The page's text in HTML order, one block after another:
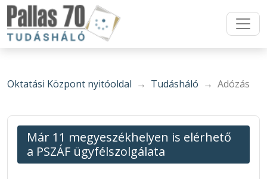
Oktatási Központ nyitóoldal Tudásháló Adózás
Már 11 megyeszékhelyen is elérhető
a PSZÁF ügyfélszolgálata